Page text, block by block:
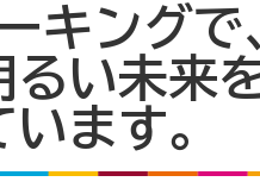
キング
るい未来
ます。